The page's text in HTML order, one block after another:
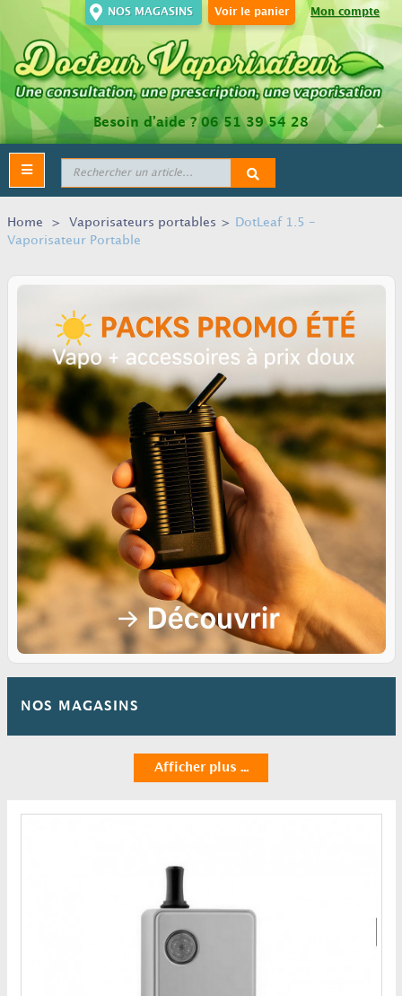
Mon compte
Voir le panier
NOS MAGASINS
Besoin d’aide ?06 51 39 54 28
Toggle
navigation
Home > Vaporisateurs portables >
DotLeaf 1.5 -
Vaporisateur Portable
NOS MAGASINS
Afficher plus ...